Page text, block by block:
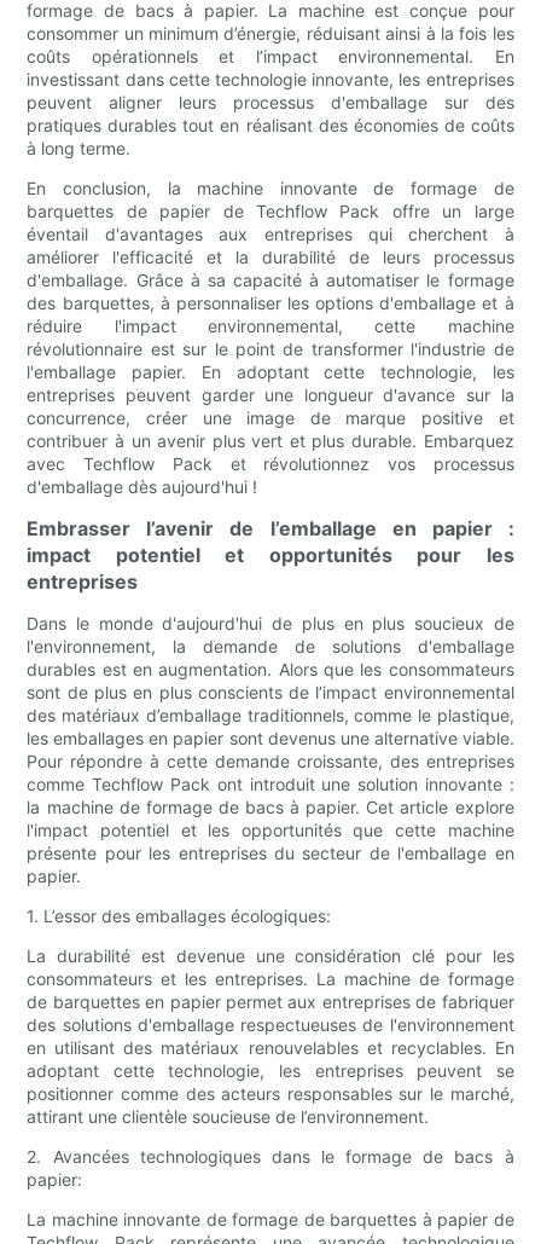
formage de bacs à papier. La machine est conçue pour
consommer un minimum d’énergie, réduisant ainsi à la fois les
coûts opérationnels et l’impact environnemental. En
investissant dans cette technologie innovante, les entreprises
peuvent aligner leurs processus d'emballage sur des
pratiques durables tout en réalisant des économies de coûts
à long terme.
En conclusion, la machine innovante de formage de
barquettes de papier de Techflow Pack offre un large
éventail d'avantages aux entreprises qui cherchent à
améliorer l'efficacité et la durabilité de leurs processus
d'emballage. Grâce à sa capacité à automatiser le formage
des barquettes, à personnaliser les options d'emballage et à
réduire l'impact environnemental, cette machine
révolutionnaire est sur le point de transformer l'industrie de
l'emballage papier. En adoptant cette technologie, les
entreprises peuvent garder une longueur d'avance sur la
concurrence, créer une image de marque positive et
contribuer à un avenir plus vert et plus durable. Embarquez
avec Techflow Pack et révolutionnez vos processus
d'emballage dès aujourd'hui !
Embrasser l’avenir de l’emballage en papier :
impact potentiel et opportunités pour les
entreprises
Dans le monde d'aujourd'hui de plus en plus soucieux de
l'environnement, la demande de solutions d'emballage
durables est en augmentation. Alors que les consommateurs
sont de plus en plus conscients de l’impact environnemental
des matériaux d’emballage traditionnels, comme le plastique,
les emballages en papier sont devenus une alternative viable.
Pour répondre à cette demande croissante, des entreprises
comme Techflow Pack ont ​​introduit une solution innovante :
la machine de formage de bacs à papier. Cet article explore
l'impact potentiel et les opportunités que cette machine
présente pour les entreprises du secteur de l'emballage en
papier.
1. L’essor des emballages écologiques:
La durabilité est devenue une considération clé pour les
consommateurs et les entreprises. La machine de formage
de barquettes en papier permet aux entreprises de fabriquer
des solutions d'emballage respectueuses de l'environnement
en utilisant des matériaux renouvelables et recyclables. En
adoptant cette technologie, les entreprises peuvent se
positionner comme des acteurs responsables sur le marché,
attirant une clientèle soucieuse de l’environnement.
2. Avancées technologiques dans le formage de bacs à
papier:
La machine innovante de formage de barquettes à papier de